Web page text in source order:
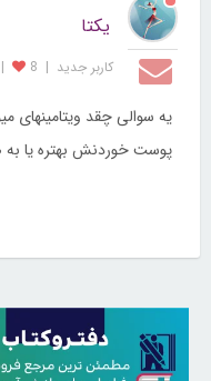
یکتا
کاربر جديد |
8
|
یه سوالی چقد
پوست خوردنش بهتره یا